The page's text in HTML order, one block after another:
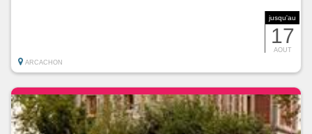
jusqu'au
17
AOUT
ARCACHON